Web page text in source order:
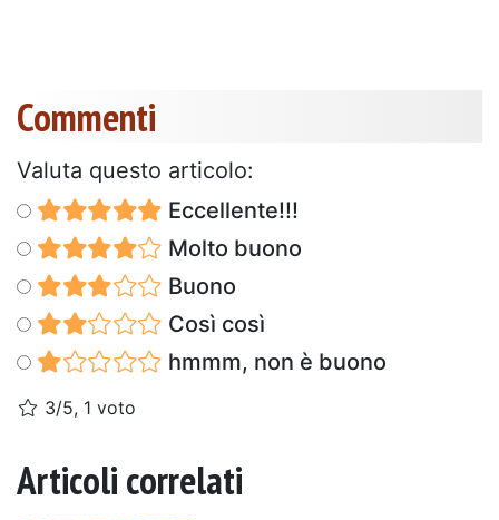
Commenti
Valuta questo articolo:
Eccellente!!!
Molto buono
Buono
Così così
hmmm, non è buono
3/5, 1 voto
Articoli correlati